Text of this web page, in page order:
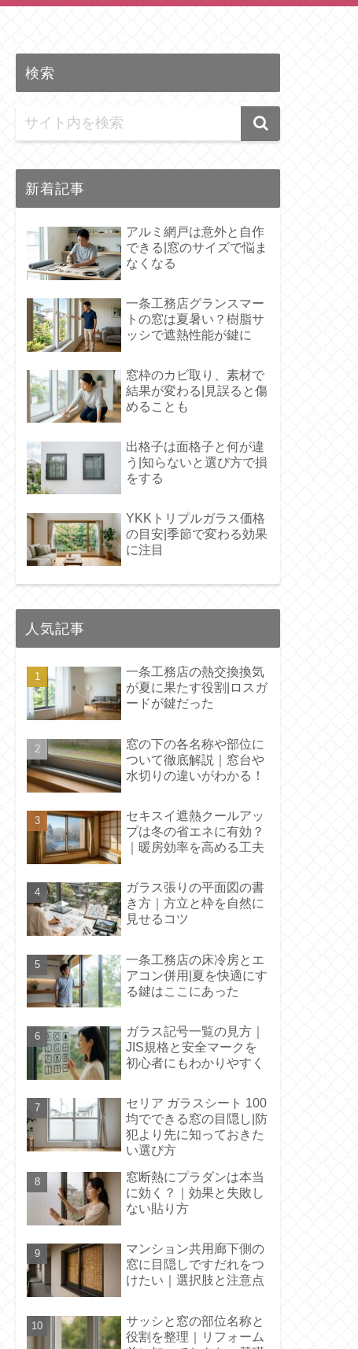
検索
新着記事
アルミ網戸は意外と自作
できる|窓のサイズで悩ま
なくなる
一条工務店グランスマー
トの窓は夏暑い？樹脂サ
ッシで遮熱性能が鍵に
窓枠のカビ取り、素材で
結果が変わる|見誤ると傷
めることも
出格子は面格子と何が違
う|知らないと選び方で損
をする
YKKトリプルガラス価格
の目安|季節で変わる効果
に注目
人気記事
一条工務店の熱交換換気
が夏に果たす役割|ロスガ
ードが鍵だった
窓の下の各名称や部位に
ついて徹底解説｜窓台や
水切りの違いがわかる！
セキスイ遮熱クールアッ
プは冬の省エネに有効？
｜暖房効率を高める工夫
ガラス張りの平面図の書
き方｜方立と枠を自然に
見せるコツ
一条工務店の床冷房とエ
アコン併用|夏を快適にす
る鍵はここにあった
ガラス記号一覧の見方｜
JIS規格と安全マークを
初心者にもわかりやすく
セリア ガラスシート 100
均でできる窓の目隠し|防
犯より先に知っておきた
い選び方
窓断熱にプラダンは本当
に効く？｜効果と失敗し
ない貼り方
マンション共用廊下側の
窓に目隠しですだれをつ
けたい｜選択肢と注意点
サッシと窓の部位名称と
役割を整理｜リフォーム